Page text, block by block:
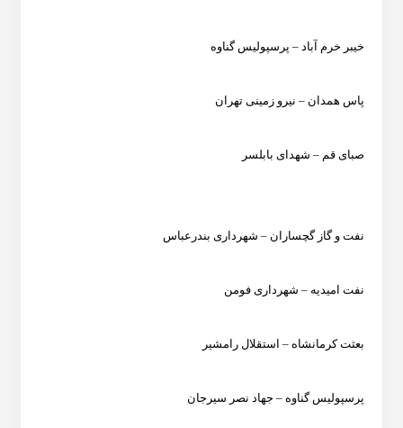
خیبر خرم آباد – پرسپولیس گناوه
پاس همدان – نیرو زمینی تهران
صبای قم – شهدای بابلسر
نفت و گاز گچساران – شهرداری بندرعباس
نفت امیدیه – شهرداری فومن
بعثت کرمانشاه – استقلال رامشیر
پرسپولیس گناوه – جهاد نصر سیرجان